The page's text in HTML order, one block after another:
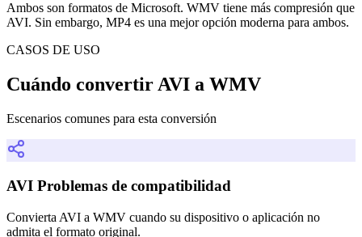
Ambos son formatos de Microsoft. WMV tiene más compresión que
AVI. Sin embargo, MP4 es una mejor opción moderna para ambos.
CASOS DE USO
Cuándo convertir AVI a WMV
Escenarios comunes para esta conversión
AVI Problemas de compatibilidad
Convierta AVI a WMV cuando su dispositivo o aplicación no
admita el formato original.